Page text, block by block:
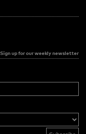
Sign up for our weekly newsletter